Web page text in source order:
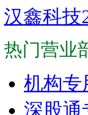
汉鑫科技
热门营业部
机构专
深股通